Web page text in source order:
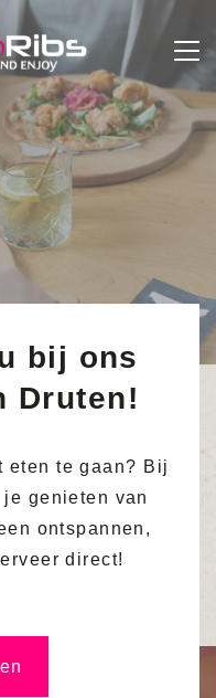
bij ons
Druten!
eten te gaan? Bij
genieten van
ontspannen,
direct!